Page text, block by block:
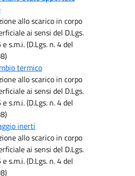
allo scarico in corpo
ai sensi del D.Lgs.
s.m.i. (D.Lgs. n. 4 del
termico
allo scarico in corpo
ai sensi del D.Lgs.
s.m.i. (D.Lgs. n. 4 del
inerti
allo scarico in corpo
ai sensi del D.Lgs.
s.m.i. (D.Lgs. n. 4 del